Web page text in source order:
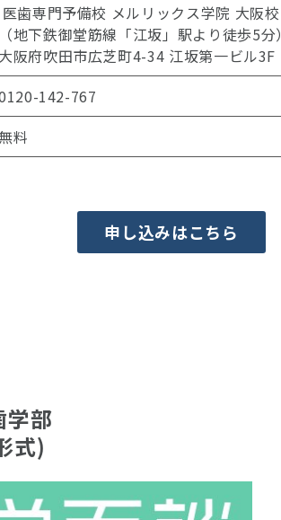
医歯専門予備校 メルリックス学院 大阪校
（地下鉄御堂筋線「江坂」駅より徒歩5分）
大阪府吹田市広芝町4-34 江坂第一ビル3F
142-767
料
申し込みはこちら
学部
式)